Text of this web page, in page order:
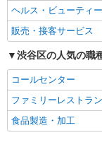
キープ
アルバイト パート
コンパスグループ・
(試
短時間勤務（1日4h以
駅直結・駅チカ
研修制度あり
同じ職種から求人
調理・調理補助・調
ヘルス・ビューティー
販売・接客サービス
渋谷区の人気の職
コールセンター
ファミリーレストラ
食品製造・加工